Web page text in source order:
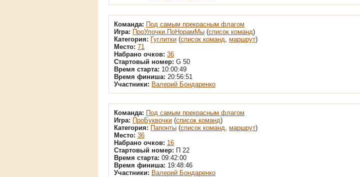
Команда: Под самым прекрасным флагом
Игра: ПроУлочки.ПоНорамМы (список команд)
Категория: Гуглитки (список команд маршрут)
Место: 71
Набрано очков: 36
Стартовый номер: G 50
Время старта: 10:00:49
Время финиша: 20:56:51
Участники: Валерий Бондаренко
Команда: Под самым прекрасным флагом
Игра: ПроБуквочки (список команд)
Категория: Папонты (список команд маршрут)
Место: 36
Набрано очков: 16
Стартовый номер: П 22
Время старта: 09:42:00
Время финиша: 19:48:46
Участники: Валерий Бондаренко